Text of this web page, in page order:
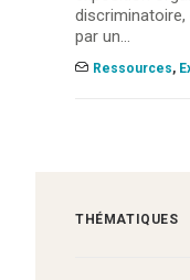
par un…
Ressources,
THÉMATIQUES